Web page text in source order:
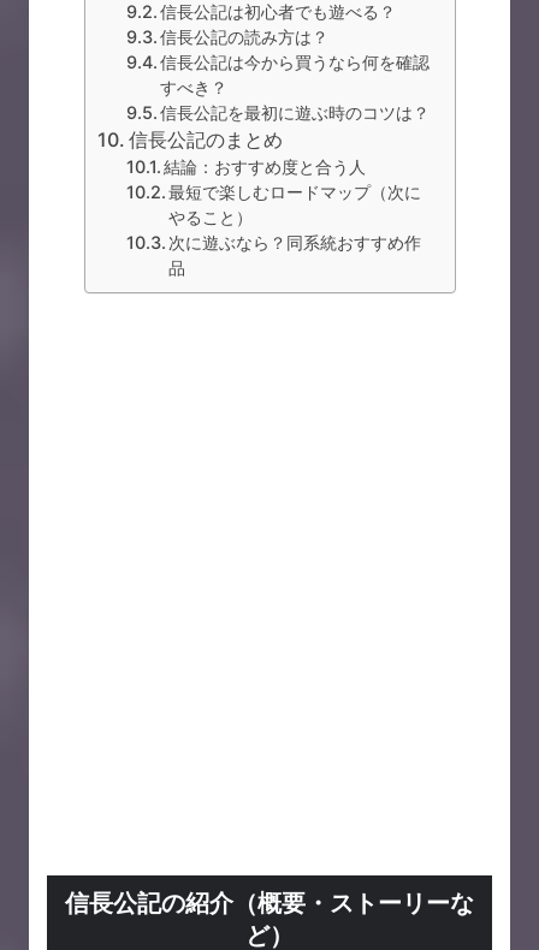
信長公記は初心者でも遊べる？
信長公記の読み方は？
信長公記は今から買うなら何を確認
すべき？
信長公記を最初に遊ぶ時のコツは？
信長公記のまとめ
結論：おすすめ度と合う人
最短で楽しむロードマップ（次に
やること）
次に遊ぶなら？同系統おすすめ作
品
信長公記の紹介（概要・ストーリーな
ど）